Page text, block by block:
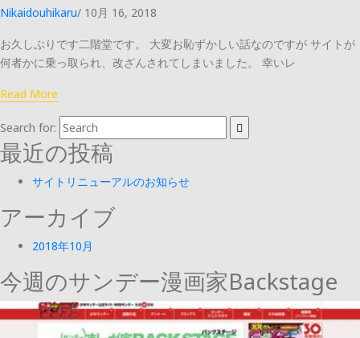
Nikaidouhikaru/ 10月 16, 2018
お久しぶりです二階堂です。 大変お恥ずかしい話なのですが サイトが
何者かに乗っ取られ、改ざんされてしまいました。 幸いレ
Read More
Search for:
最近の投稿
サイトリニューアルのお知らせ
アーカイブ
2018年10月
今週のサンデー漫画家Backstage